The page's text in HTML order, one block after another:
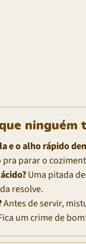
ninguém
e o alho rápido
parar o
Uma pitada
resolve.
Antes de servir,
um crime de